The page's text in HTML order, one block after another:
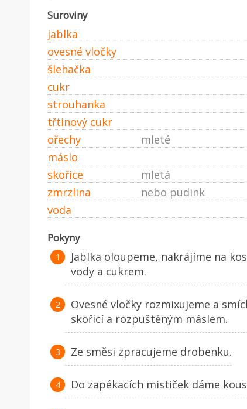
Suroviny
jablka
ovesné vločky
šlehačka
cukr
strouhanka
třtinový cukr
ořechy
mleté
máslo
skořice
mletá
zmrzlina
nebo pudink
voda
Pokyny
Jablka oloupeme, nakrájíme na
vody a cukrem.
Ovesné vločky rozmixujeme a
skořicí a rozpuštěným máslem.
Ze směsi zpracujeme drobenku.
Do zapékacích mističek dáme